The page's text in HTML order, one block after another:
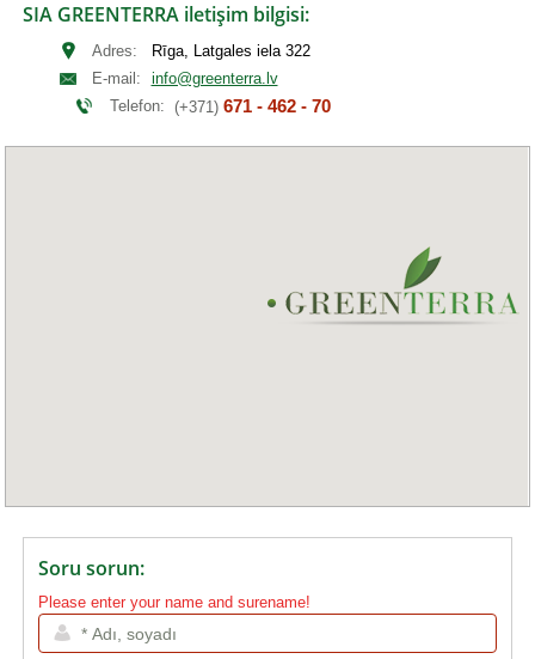
SIA GREENTERRA iletişim bilgisi:
Adres:
Rīga, Latgales iela 322
E-mail:
info@greenterra.lv
Telefon: (+371) 671 - 462 - 70
Soru sorun:
Please enter your name and surename!